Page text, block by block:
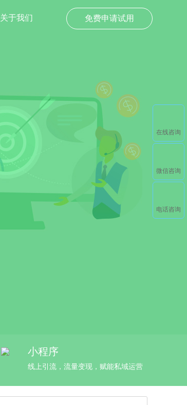
免费申请试用
关于我们
小程序
线上引流，流量变现，赋能私域运营
在线咨询
微信咨询
电话咨询